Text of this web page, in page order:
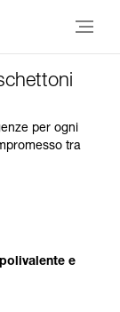
per ogni
tra
e